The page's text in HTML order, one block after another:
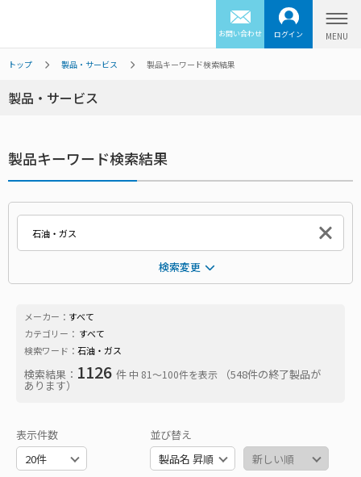
お問い合わせ ログイン
トップ 製品・サービス 製品キーワード検索結果
製品・サービス
製品キーワード検索結果
検索変更
メーカー： すべて
カテゴリー： すべて
検索ワード： 石油・ガス
検索結果： 1126 件 中 81〜100件を表示 （548件の終了製品が
あります）
表示件数 並び替え